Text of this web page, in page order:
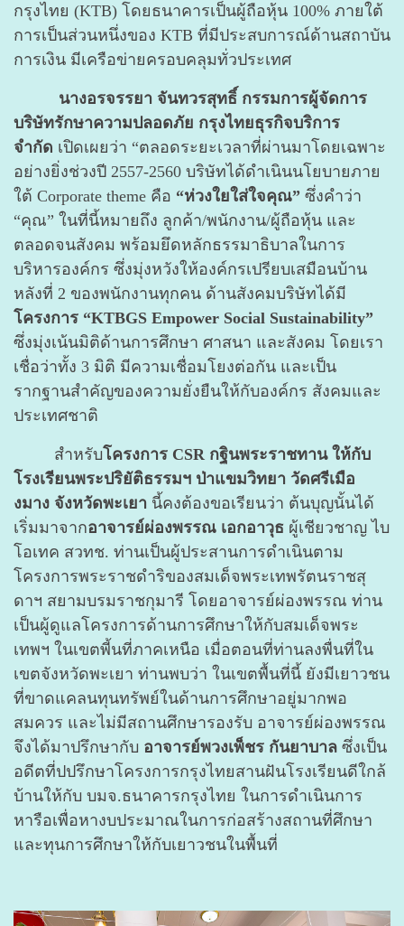
กรุงไทย (KTB) โดยธนาคารเป็นผู้ถือหุ้น 100% ภายใต้
การเป็นส่วนหนึ่งของ KTB ที่มีประสบการณ์ด้านสถาบัน
การเงิน มีเครือข่ายครอบคลุมทั่วประเทศ
นางอรจรรยา จันทวรสุทธิ์ กรรมการผู้จัดการ
บริษัทรักษาความปลอดภัย กรุงไทยธุรกิจบริการ
จำกัด เปิดเผยว่า “ตลอดระยะเวลาที่ผ่านมาโดยเฉพาะ
อย่างยิ่งช่วงปี 2557-2560 บริษัทได้ดำเนินนโยบายภาย
ใต้ Corporate theme คือ “ห่วงใยใส่ใจคุณ” ซึ่งคำว่า
“คุณ” ในที่นี้หมายถึง ลูกค้า/พนักงาน/ผู้ถือหุ้น และ
ตลอดจนสังคม พร้อมยึดหลักธรรมาธิบาลในการ
บริหารองค์กร ซึ่งมุ่งหวังให้องค์กรเปรียบเสมือนบ้าน
หลังที่ 2 ของพนักงานทุกคน ด้านสังคมบริษัทได้มี
โครงการ “KTBGS Empower Social Sustainability”
ซึ่งมุ่งเน้นมิติด้านการศึกษา ศาสนา และสังคม โดยเรา
เชื่อว่าทั้ง 3 มิติ มีความเชื่อมโยงต่อกัน และเป็น
รากฐานสำคัญของความยั่งยืนให้กับองค์กร สังคมและ
ประเทศชาติ
สำหรับโครงการ CSR กฐินพระราชทาน ให้กับ
โรงเรียนพระปริยัติธรรมฯ ป่าแขมวิทยา วัดศรีเมือ
งมาง จังหวัดพะเยา นี้คงต้องขอเรียนว่า ต้นบุญนั้นได้
เริ่มมาจากอาจารย์ผ่องพรรณ เอกอาวุธ ผู้เชียวชาญ ไบ
โอเทค สวทช. ท่านเป็นผู้ประสานการดำเนินตาม
โครงการพระราชดำริของสมเด็จพระเทพรัตนราชสุ
ดาฯ สยามบรมราชกุมารี โดยอาจารย์ผ่องพรรณ ท่าน
เป็นผู้ดูแลโครงการด้านการศึกษาให้กับสมเด็จพระ
เทพฯ ในเขตพี้นที่ภาคเหนือ เมื่อตอนที่ท่านลงพื่นที่ใน
เขตจังหวัดพะเยา ท่านพบว่า ในเขตพื้นที่นี้ ยังมีเยาวชน
ที่ขาดแคลนทุนทรัพย์ในด้านการศึกษาอยู่มากพอ
สมควร และไม่มีสถานศึกษารองรับ อาจารย์ผ่องพรรณ
จึงได้มาปรึกษากับ อาจารย์พวงเพ็ชร กันยาบาล ซึ่งเป็น
อดีตที่ปปรึกษาโครงการกรุงไทยสานฝันโรงเรียนดีใกล้
บ้านให้กับ บมจ.ธนาคารกรุงไทย ในการดำเนินการ
หารือเพื่อหางบประมาณในการก่อสร้างสถานที่ศึกษา
และทุนการศึกษาให้กับเยาวชนในพื้นที่